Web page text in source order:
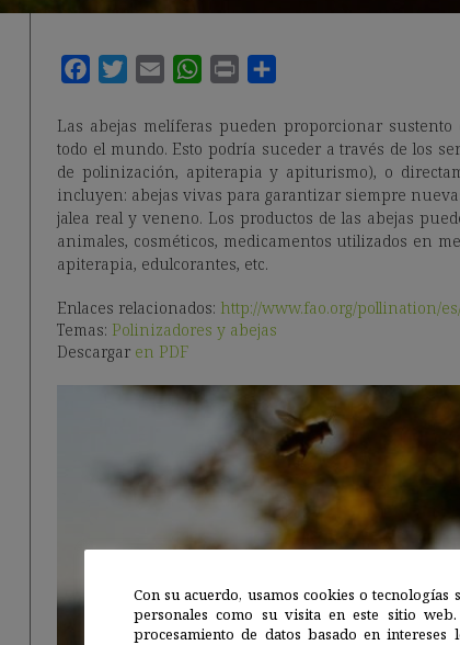
Las abejas melíferas pueden proporcionar
todo el mundo. Esto podría suceder a través de los
de polinización, apiterapia y apiturismo), o
incluyen: abejas vivas para garantizar siempre
jalea real y veneno. Los productos de las abejas
animales, cosméticos, medicamentos utilizados en
apiterapia, edulcorantes, etc.
Enlaces relacionados: http://www.fao.org/pollination/
Temas: Polinizadores y abejas
Descargar en PDF
Con su acuerdo, usamos cookies o
personales como su visita en este sitio
procesamiento de datos basado en